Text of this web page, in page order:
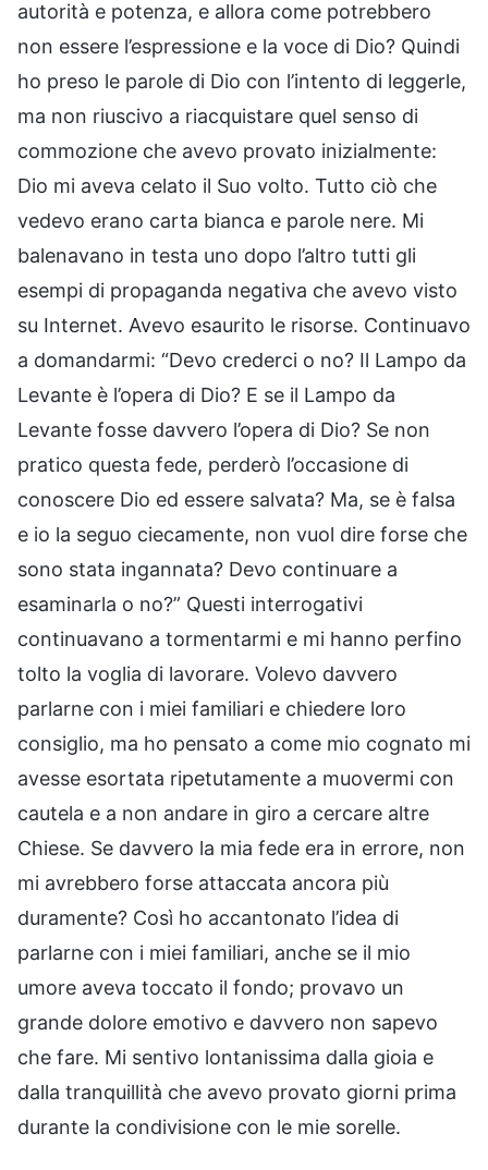
autorità e potenza, e allora come potrebbero
non essere l’espressione e la voce di Dio? Quindi
ho preso le parole di Dio con l’intento di leggerle,
ma non riuscivo a riacquistare quel senso di
commozione che avevo provato inizialmente:
Dio mi aveva celato il Suo volto. Tutto ciò che
vedevo erano carta bianca e parole nere. Mi
balenavano in testa uno dopo l’altro tutti gli
esempi di propaganda negativa che avevo visto
su Internet. Avevo esaurito le risorse. Continuavo
a domandarmi: “Devo crederci o no? Il Lampo da
Levante è l’opera di Dio? E se il Lampo da
Levante fosse davvero l’opera di Dio? Se non
pratico questa fede, perderò l’occasione di
conoscere Dio ed essere salvata? Ma, se è falsa
e io la seguo ciecamente, non vuol dire forse che
sono stata ingannata? Devo continuare a
esaminarla o no?” Questi interrogativi
continuavano a tormentarmi e mi hanno perfino
tolto la voglia di lavorare. Volevo davvero
parlarne con i miei familiari e chiedere loro
consiglio, ma ho pensato a come mio cognato mi
avesse esortata ripetutamente a muovermi con
cautela e a non andare in giro a cercare altre
Chiese. Se davvero la mia fede era in errore, non
mi avrebbero forse attaccata ancora più
duramente? Così ho accantonato l’idea di
parlarne con i miei familiari, anche se il mio
umore aveva toccato il fondo; provavo un
grande dolore emotivo e davvero non sapevo
che fare. Mi sentivo lontanissima dalla gioia e
dalla tranquillità che avevo provato giorni prima
durante la condivisione con le mie sorelle.